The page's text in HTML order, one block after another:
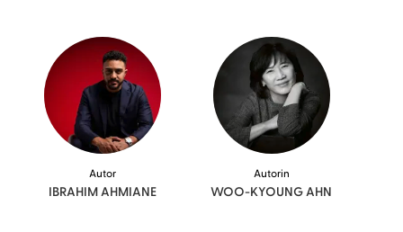
Autor
IBRAHIMAHMIANE
Autorin
WOO-KYOUNGAHN